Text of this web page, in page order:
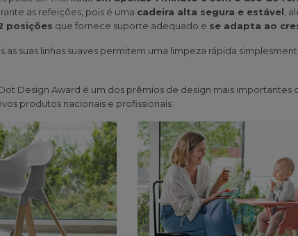
as refeições, pois é uma cadeira alta segura e estável ,
posições que fornece suporte adequado e se adapta ao
as suas linhas suaves permitem uma limpeza rápida
Dot Design Award é um dos prêmios de design mais
produtos nacionais e profissionais